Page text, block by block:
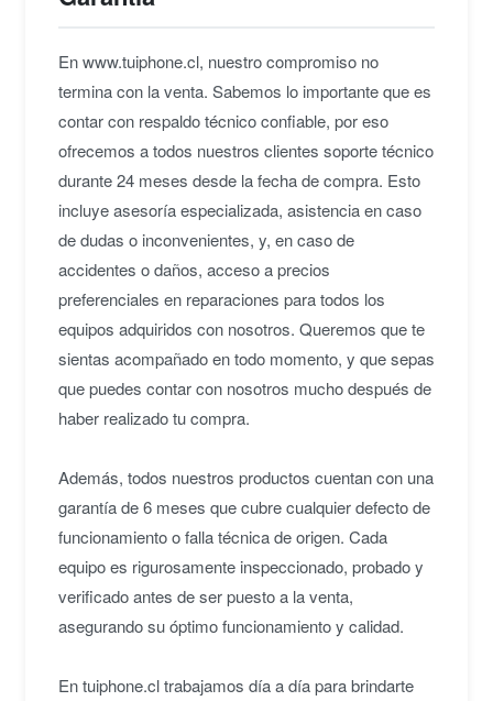
En www.tuiphone.cl, nuestro compromiso no
termina con la venta. Sabemos lo importante que es
contar con respaldo técnico confiable, por eso
ofrecemos a todos nuestros clientes soporte técnico
durante 24 meses desde la fecha de compra. Esto
incluye asesoría especializada, asistencia en caso
de dudas o inconvenientes, y, en caso de
accidentes o daños, acceso a precios
preferenciales en reparaciones para todos los
equipos adquiridos con nosotros. Queremos que te
sientas acompañado en todo momento, y que sepas
que puedes contar con nosotros mucho después de
haber realizado tu compra.
Además, todos nuestros productos cuentan con una
garantía de 6 meses que cubre cualquier defecto de
funcionamiento o falla técnica de origen. Cada
equipo es rigurosamente inspeccionado, probado y
verificado antes de ser puesto a la venta,
asegurando su óptimo funcionamiento y calidad.
En tuiphone.cl trabajamos día a día para brindarte